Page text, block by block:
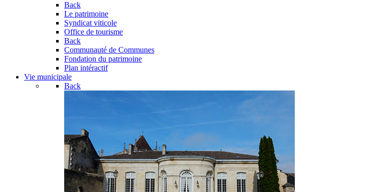
Back
Le patrimoine
Syndicat viticole
Office de tourisme
Back
Communauté de Communes
Fondation du patrimoine
Plan intéractif
Vie municipale
Back